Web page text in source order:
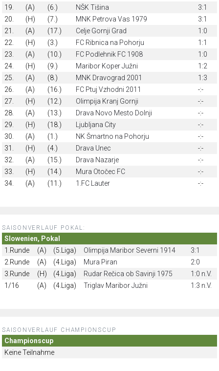
19.
(A) (6.) NŠK Tišina
3:1
20.
(H) (7.) MNK Petrova Vas 1979
3:1
21.
(A) (17.) Celje Gornji Grad
1:0
22.
(H) (3.) FC Ribnica na Pohorju
1:1
23.
(A) (10.) FC Podlehnik FC 1908
1:0
24.
(H) (9.) Maribor Koper Južni
1:2
25.
(A) (8.) MNK Dravograd 2001
1:3
26.
(A) (16.) FC Ptuj Vzhodni 2011
-:-
27.
(H) (12.) Olimpija Kranj Gornji
-:-
28.
(A) (13.) Drava Novo Mesto Dolnji
-:-
29.
(H) (18.) Ljubljana City
-:-
30.
(A) (1.) NK Šmartno na Pohorju
-:-
31.
(H) (4.) Drava Unec
-:-
32.
(A) (15.) Drava Nazarje
-:-
33.
(H) (14.) Mura Otočec FC
-:-
34.
(A) (11.) 1.FC Lauter -:-
SAISONVERLAUF POKAL:
Slowenien, Pokal
1.Runde
(A) (5.Liga) Olimpija Maribor Severni 1914
3:1
2.Runde
(A) (4.Liga) Mura Piran
2:0
3.Runde
(H) (4.Liga) Rudar Rečica ob Savinji 1975
1:0 n.V.
1/16
(A) (4.Liga) Triglav Maribor Južni 1:3 n.V.
SAISONVERLAUF CHAMPIONSCUP
Championscup
Keine Teilnahme